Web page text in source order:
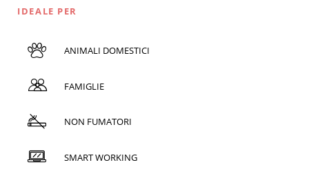
IDEALE PER
ANIMALI DOMESTICI
FAMIGLIE
NON FUMATORI
SMART WORKING